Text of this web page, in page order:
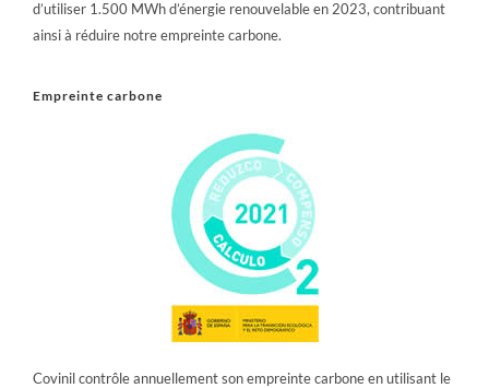
d’utiliser 1.500 MWh d’énergie renouvelable en 2023, contribuant
ainsi à réduire notre empreinte carbone.
Empreinte carbone
Covinil contrôle annuellement son empreinte carbone en utilisant le